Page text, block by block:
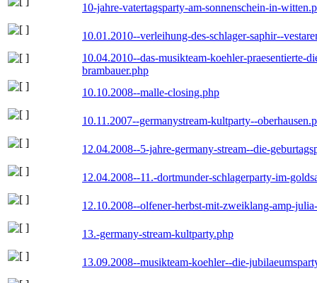
10-jahre-vatertagsparty-am-sonnenschein-in-
10.01.2010--verleihung-des-schlager-saphir--
10.04.2010--das-musikteam-koehler-praesentierte-
brambauer.php
10.10.2008--malle-closing.php
10.11.2007--germanystream-kultparty--
12.04.2008--5-jahre-germany-stream--die-
12.04.2008--11.-dortmunder-schlagerparty-im-
12.10.2008--olfener-herbst-mit-zweiklang-amp-
13.-germany-stream-kultparty.php
13.09.2008--musikteam-koehler--die-